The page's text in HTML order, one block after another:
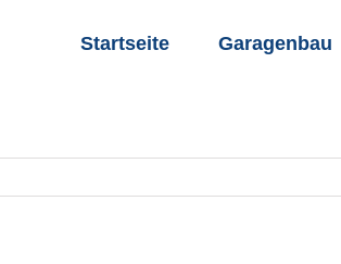
Startseite Garagenbau